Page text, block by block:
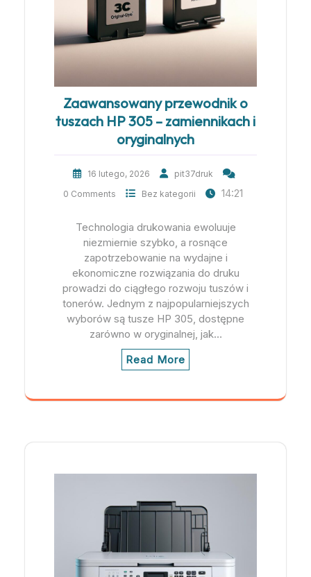
Zaawansowany przewodnik o
tuszach HP 305 – zamiennikach i
oryginalnych
16 lutego, 2026
pit37druk
0 Comments
Bez kategorii 14:21
Technologia drukowania ewoluuje
niezmiernie szybko, a rosnące
zapotrzebowanie na wydajne i
ekonomiczne rozwiązania do druku
prowadzi do ciągłego rozwoju tuszów i
tonerów. Jednym z najpopularniejszych
wyborów są tusze HP 305, dostępne
zarówno w oryginalnej, jak…
Read More